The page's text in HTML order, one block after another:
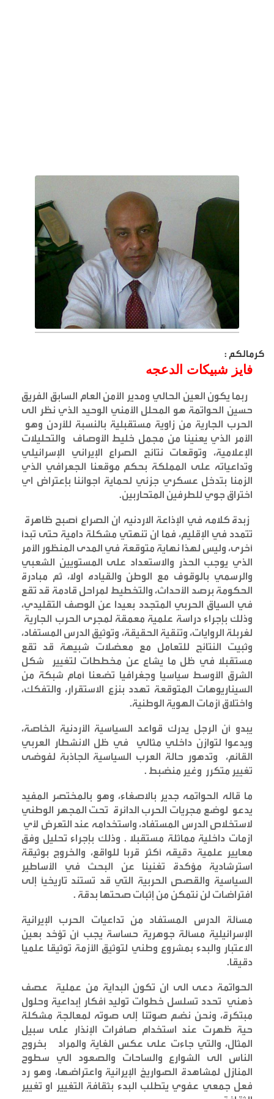
كرمالكم :
فايز شبيكات الدعجه
ربما يكون العين الحالي ومدير الأمن العام السابق الفريق
حسين الحواتمة هو المحلل الأمني الوحيد الذي نظر الى
الحرب الجارية من زاوية مستقبلية بالنسبة للأردن وهو
الأمر الذي يعنينا من مجمل خليط الأوصاف والتحليلات
الإعلامية، وتوقعات نتائج الصراع الإيراني الإسرائيلي
وتداعياته على المملكة بحكم موقعنا الجعرافي الذي
الزمنا بتدخل عسكري جزئي لحماية اجوائنا بإعتراض اي
اختراق جوي للطرفين المتحاربين.
زبدة كلامه في الإذاعة الاردنيه ان الصراع أصبح ظاهرة
تتمدد في الإقليم، فما ان تنهتي مشكلة دامية حتى تبدأ
أخرى، وليس لهذا نهاية متوقعة في المدى المنظور الأمر
الذي يوجب الحذر والاستعداد على المستويين الشعبي
والرسمي بالوقوف مع الوطن والقياده اولا، ثم مبادرة
الحكومة برصد الأحداث، والتخطيط لمراحل قادمة قد تقع
في السياق الحربي المتجدد بعيدا عن الوصف التقليدي،
وذلك بإجراء دراسة علمية معمقة لمجرى الحرب الجارية
لغربلة الروايات، وتنقية الحقيقة، وتوثيق الدرس المستفاد،
وثبيت النتائج للتعامل مع معضلات شبيهة قد تقع
مستقبلا في ظل ما يشاع عن مخططات لتغيير شكل
الشرق الأوسط سياسيا وجغرافيا تضعنا أمام شبكة من
السيناريوهات المتوقعة تهدد بنزع الاستقرار، والتفكك،
واختلاق أزمات الهوية الوطنية.
يبدو أن الرجل يدرك قواعد السياسية الأردنية الخاصة،
ويدعوا لتوازن داخلي مثالي في ظل الانشطار العربي
القائم، وتدهور حالة العرب السياسية الجاذبة لفوضى
تغيير متكرر وغير منضبط .
ما قاله الحواتمه جدير بالاصغاء، وهو بالمختصر المفيد
يدعو لوضع مجريات الحرب الدائرة تحت المجهر الوطني
لاستخلاص الدرس المستفاد، واستخدامه عند التعرض لأي
ازمات داخلية مماثلة مستقبلا . وذلك بإجراء تحليل وفق
معايير علمية دقيقه أكثر قربا للواقع، والخروج بوثيقة
استرشادية مؤكدة تغنينا عن البحث في الأساطير
السياسية والقصص الحربية التي قد تستند تاريخيًا إلى
افتراضات لن نتمكن من إثبات صحتها بدقة .
مسألة الدرس المستفاد من تداعيات الحرب الإيرانية
الإسرائيلية مسألة جوهرية حساسة يجب أن تؤخد بعين
الاعتبار والبدء بمشروع وطني لتوثيق الأزمة توثيقا علميا
دقيقا.
الحواتمة دعى الى ان تكون البداية من عملية عصف
ذهني تحدد تسلسل خطوات توليد أفكار إبداعية وحلول
مبتكرة، ونحن نضم صوتنا إلى صوته لمعالجة مشكلة
حية ظهرت عند استخدام صافرات الإنذار على سبيل
المثال، والتي جاءت على عكس الغاية والمراد بخروج
الناس الى الشوارع والساحات والصعود الي سطوح
المنازل لمشاهدة الصواريخ الإيرانية واعتراضها، وهو رد
فعل جمعي عفوي يتطلب البدء بثقافة التغيير او تغيير